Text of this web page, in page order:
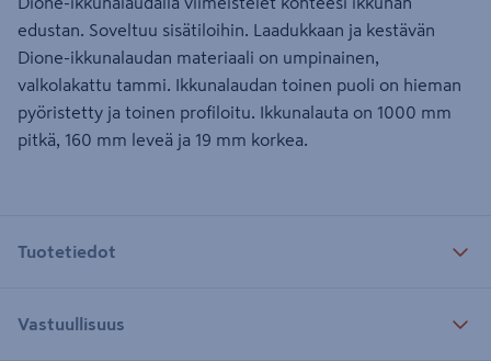
edustan. Soveltuu sisätiloihin. Laadukkaan ja kestävän
Dione-ikkunalaudan materiaali on umpinainen,
valkolakattu tammi. Ikkunalaudan toinen puoli on hieman
pyöristetty ja toinen profiloitu. Ikkunalauta on 1000 mm
pitkä, 160 mm leveä ja 19 mm korkea.
Tuotetiedot
Vastuullisuus